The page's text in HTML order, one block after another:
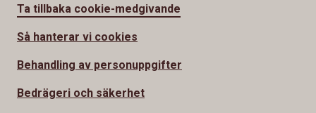
Ta tillbaka cookie-medgivande
Så hanterar vi cookies
Behandling av personuppgifter
Bedrägeri och säkerhet